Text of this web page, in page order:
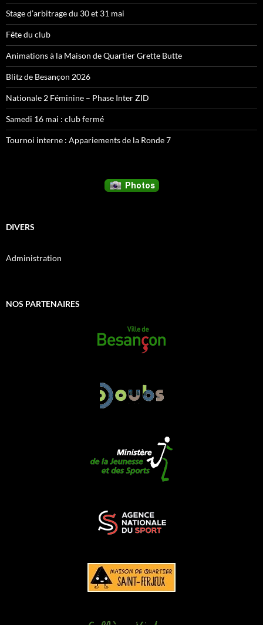
Stage d’arbitrage du 30 et 31 mai
Fête du club
Animations à la Maison de Quartier Grette Butte
Blitz de Besançon 2026
Nationale 2 Féminine – Phase Inter ZID
Samedi 16 mai : club fermé
Tournoi interne : Appariements de la Ronde 7
DIVERS
Administration
NOS PARTENAIRES